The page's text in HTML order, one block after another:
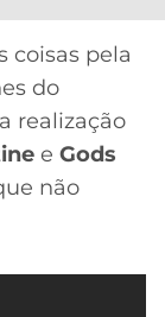
coisas pela
do
realização
e Gods
não